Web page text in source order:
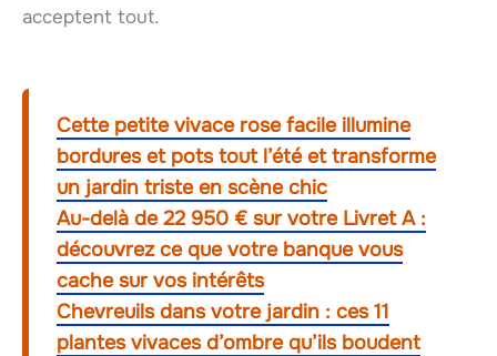
acceptent tout.
Cette petite vivace rose facile illumine
bordures et pots tout l’été et transforme
un jardin triste en scène chic
Au-delà de 22 950 € sur votre Livret A :
découvrez ce que votre banque vous
cache sur vos intérêts
Chevreuils dans votre jardin : ces 11
plantes vivaces d’ombre qu’ils boudent